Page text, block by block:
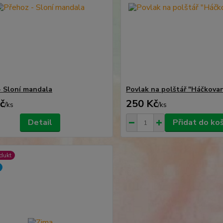
Sloní mandala
/ks
Detail
Povlak na polštář
250 Kč/ks
Přidat do